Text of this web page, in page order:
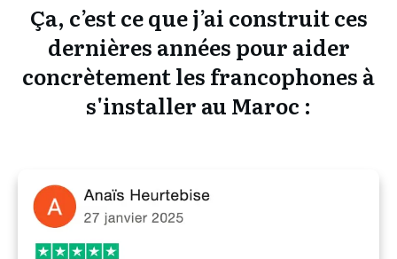
Ça, c’est ce que j’ai construit ces
dernières années pour aider
concrètement les francophones à
s'installer au Maroc :